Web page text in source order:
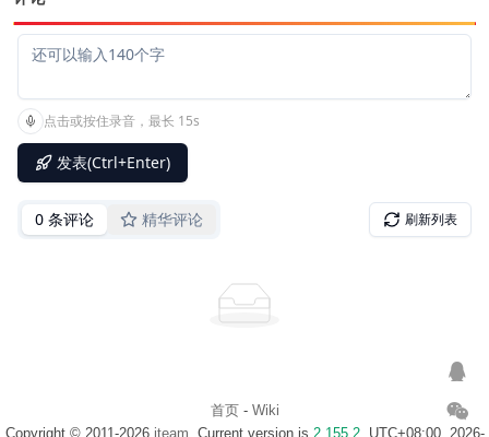
首页- Wiki
Copyright © 2011-2026 iteam . Current version is 2.155.2. UTC+08:00, 2026-